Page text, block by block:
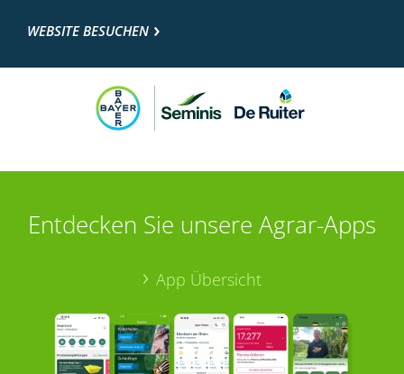
WEBSITE BESUCHEN
Entdecken Sie unsere Agrar-Apps
App Übersicht